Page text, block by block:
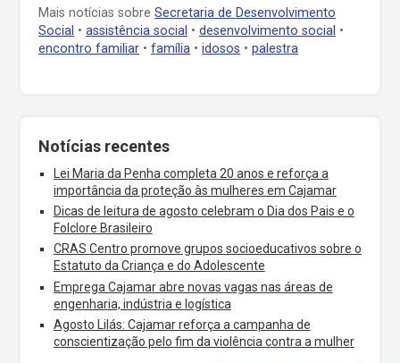
Mais notícias sobre Secretaria de Desenvolvimento
Social • assistência social • desenvolvimento social •
encontro familiar • família • idosos • palestra
Notícias recentes
Lei Maria da Penha completa 20 anos e reforça a
importância da proteção às mulheres em Cajamar
Dicas de leitura de agosto celebram o Dia dos Pais e o
Folclore Brasileiro
CRAS Centro promove grupos socioeducativos sobre o
Estatuto da Criança e do Adolescente
Emprega Cajamar abre novas vagas nas áreas de
engenharia, indústria e logística
Agosto Lilás: Cajamar reforça a campanha de
conscientização pelo fim da violência contra a mulher